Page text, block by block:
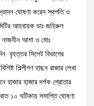
ঘোষণা করেন স্থপতি ও
আহবায়ক ডাঃ জহিরুল
নাজনীন আশা ও মোঃ
বৃহত্তর সিলেট বিভাগের
শিল্পীগণ হাছন রাজার লেখা
হাজার হাজার দর্শক শ্রোতার
১০ ঘটিকায় সমাপ্তি ঘোষণা